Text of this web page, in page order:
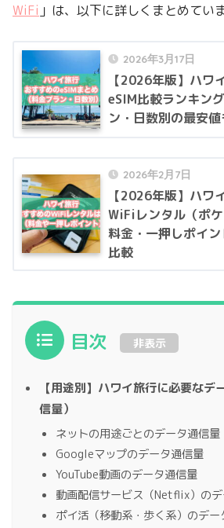
WiFi 」は、以下に詳しくまとめてい
2026年3月17日
【2026年版】ハワ
eSIM比較ランキン
ン・日数別の最安
2026年2月7日
【2026年版】ハワ
WiFiレンタル（ポ
料金・一押しポイ
比較
目次 非表示
【用途別】ハワイ旅行に必要なデ
信量）
ネットの用途ごとのデータ通信量
Googleマップのデータ通信量
YouTube動画のデータ通信量
動画配信サービス（Netflix）の
ポイ活（移動系・歩く系）のデー